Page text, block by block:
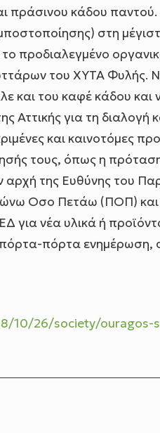
πράσινου κάδου
στη
προδιαλεγμένο
του ΧΥΤΑ Φυλής.
και του καφέ κάδου και
Αττικής για τη διαλογή
και καινοτόμες
τους, όπως η
αρχή της Ευθύνης του
Οσο Πετάω (ΠΟΠ)
για νέα υλικά ή
πόρτα ενημέρωση,
10/26/society/ouragos-